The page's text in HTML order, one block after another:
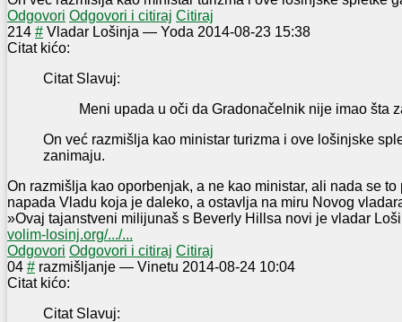
Odgovori Odgovori i citiraj Citiraj
214 # Vladar Lošinja — Yoda 2014-08-23 15:38
Citat kićo:
Citat Slavuj:
Meni upada u oči da Gradonačelnik nije imao šta
On već razmišlja kao ministar turizma i ove lošinjske
zanimaju.
On razmišlja kao oporbenjak, a ne kao ministar, ali nada se to
napada Vladu koja je daleko, a ostavlja na miru Novog
»Ovaj tajanstveni milijunaš s Beverly Hillsa novi je vladar
volim-losinj.org/.../...
Odgovori Odgovori i citiraj Citiraj
04 # razmišljanje — Vinetu 2014-08-24 10:04
Citat kićo:
Citat Slavuj: